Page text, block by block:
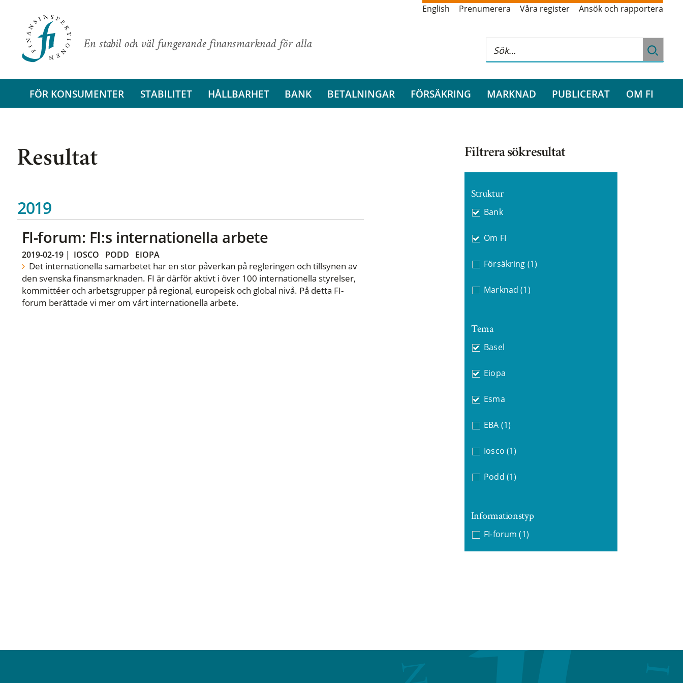
En stabil och väl fungerande finansmarknad för alla
English Prenumerera Våra register Ansök och rapportera
FÖR KONSUMENTER STABILITET HÅLLBARHET BANK BETALNINGAR FÖRSÄKRING MARKNAD PUBLICERAT OM FI
Resultat
2019
FI-forum: FI:s internationella arbete
2019-02-19| IOSCO PODD EIOPA
Det internationella samarbetet har en stor påverkan på regleringen och tillsynen av
den svenska finansmarknaden. FI är därför aktivt i över 100 internationella styrelser,
kommittéer och arbetsgrupper på regional, europeisk och global nivå. På detta FI-
forum berättade vi mer om vårt internationella arbete.
Filtrera sökresultat
Struktur
Bank
Om FI
Försäkring (1)
Marknad (1)
Tema
Basel
Eiopa
Esma
EBA (1)
Iosco (1)
Podd (1)
Informationstyp
FI-forum (1)